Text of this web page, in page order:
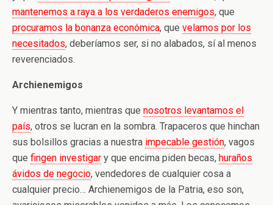
mantenemos a raya a los verdaderos enemigos, que
procuramos la bonanza económica, que velamos por los
necesitados, deberíamos ser, si no alabados, sí al menos
reverenciados.
Archienemigos
Y mientras tanto, mientras que nosotros levantamos el
país, otros se lucran en la sombra. Trapaceros que hinchan
sus bolsillos gracias a nuestra impecable gestión, vagos
que fingen investigar y que encima piden becas, huraños
ávidos de negocio, vendedores de cualquier cosa a
cualquier precio… Archienemigos de la Patria, eso son,